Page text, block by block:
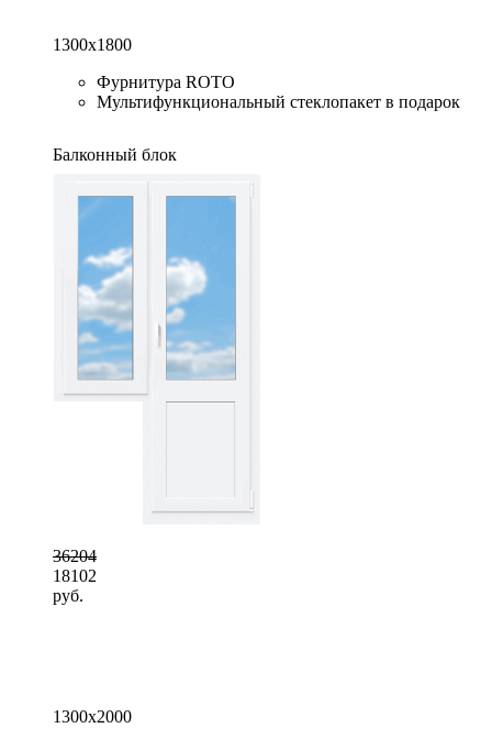
1300x1800
Фурнитура ROTO
Мультифункциональный стеклопакет в подарок
Балконный блок
36204
18102
руб.
1300x2000